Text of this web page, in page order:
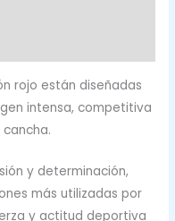
rojo están diseñadas
intensa, competitiva
y determinación,
más utilizadas por
y actitud deportiva